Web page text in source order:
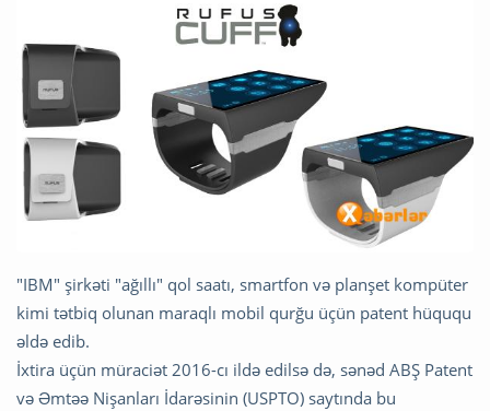
"IBM" şirkəti "ağıllı" qol saatı, smartfon və planşet kompüter
kimi tətbiq olunan maraqlı mobil qurğu üçün patent hüququ
əldə edib.
İxtira üçün müraciət 2016-cı ildə edilsə də, sənəd ABŞ Patent
və Əmtəə Nişanları İdarəsinin (USPTO) saytında bu